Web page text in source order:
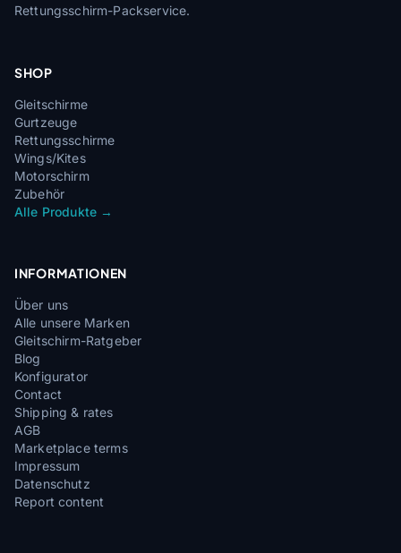
Rettungsschirm-Packservice.
SHOP
Gleitschirme
Gurtzeuge
Rettungsschirme
Wings/Kites
Motorschirm
Zubehör
Alle Produkte →
INFORMATIONEN
Über uns
Alle unsere Marken
Gleitschirm-Ratgeber
Blog
Konfigurator
Contact
Shipping & rates
AGB
Marketplace terms
Impressum
Datenschutz
Report content